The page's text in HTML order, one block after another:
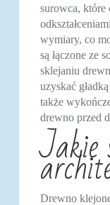
surowca, które
wymiary, co
są łączone ze
sklejaniu
uzyskać
także
drewno przed
Jakie
Drewno